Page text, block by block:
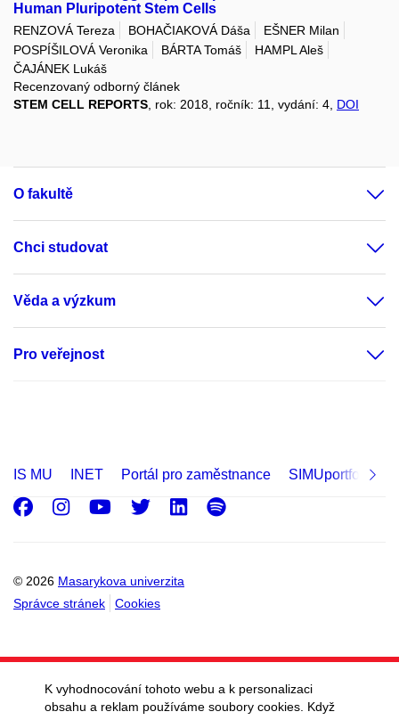
Human Pluripotent Stem Cells
RENZOVÁ Tereza BOHAČIAKOVÁ Dáša
EŠNER Milan
POSPÍŠILOVÁ Veronika
BÁRTA Tomáš
HAMPL Aleš
ČAJÁNEK Lukáš
Recenzovaný odborný článek
STEM CELL REPORTS , rok: 2018, ročník: 11, vydání: 4, DOI
O fakultě
Chci studovat
Věda a výzkum
Pro veřejnost
IS MU INET Portál pro zaměstnance SIMUportfolio
© 2026 Masarykova univerzita
Správce stránek
Cookies
Facebook
Instagram
Youtube
Twitter
LinkedIn
Spotify
K vyhodnocování tohoto webu a k personalizaci
obsahu a reklam používáme soubory cookies. Když